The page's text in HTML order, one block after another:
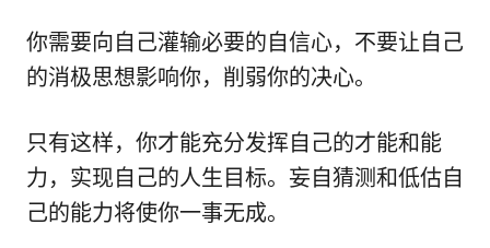
你需要向自己灌输必要的自信心，不要让自己
的消极思想影响你，削弱你的决心。
只有这样，你才能充分发挥自己的才能和能
力，实现自己的人生目标。妄自猜测和低估自
己的能力将使你一事无成。